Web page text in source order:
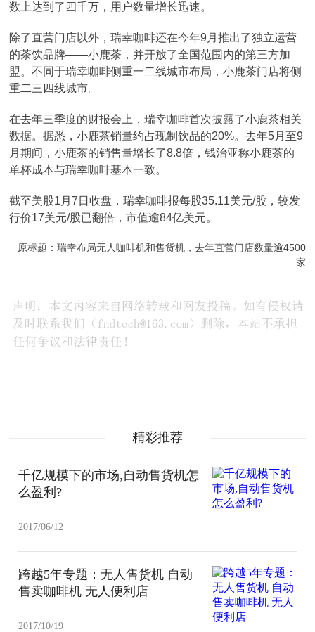
数上达到了四千万，用户数量增长迅速。
除了直营门店以外，瑞幸咖啡还在今年9月推出了独立运营
的茶饮品牌——小鹿茶，并开放了全国范围内的第三方加
盟。不同于瑞幸咖啡侧重一二线城市布局，小鹿茶门店将侧
重二三四线城市。
在去年三季度的财报会上，瑞幸咖啡首次披露了小鹿茶相关
数据。据悉，小鹿茶销量约占现制饮品的20%。去年5月至9
月期间，小鹿茶的销售量增长了8.8倍，钱治亚称小鹿茶的
单杯成本与瑞幸咖啡基本一致。
截至美股1月7日收盘，瑞幸咖啡报每股35.11美元/股，较发
行价17美元/股已翻倍，市值逾84亿美元。
原标题：瑞幸布局无人咖啡机和售货机，去年直营门店数量逾4500
家
精彩推荐
千亿规模下的市场,自动售货机怎
么盈利?
2017/06/12
跨越5年专题：无人售货机 自动
售卖咖啡机 无人便利店
2017/10/19